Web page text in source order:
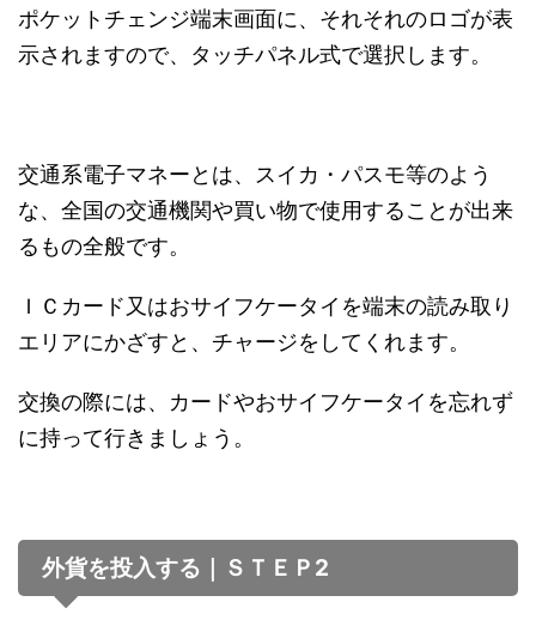
ポケットチェンジ端末画面に、それそれのロゴが表
示されますので、タッチパネル式で選択します。
交通系電子マネーとは、スイカ・パスモ等のよう
な、全国の交通機関や買い物で使用することが出来
るもの全般です。
ＩＣカード又はおサイフケータイを端末の読み取り
エリアにかざすと、チャージをしてくれます。
交換の際には、カードやおサイフケータイを忘れず
に持って行きましょう。
外貨を投入する｜ＳＴＥＰ2